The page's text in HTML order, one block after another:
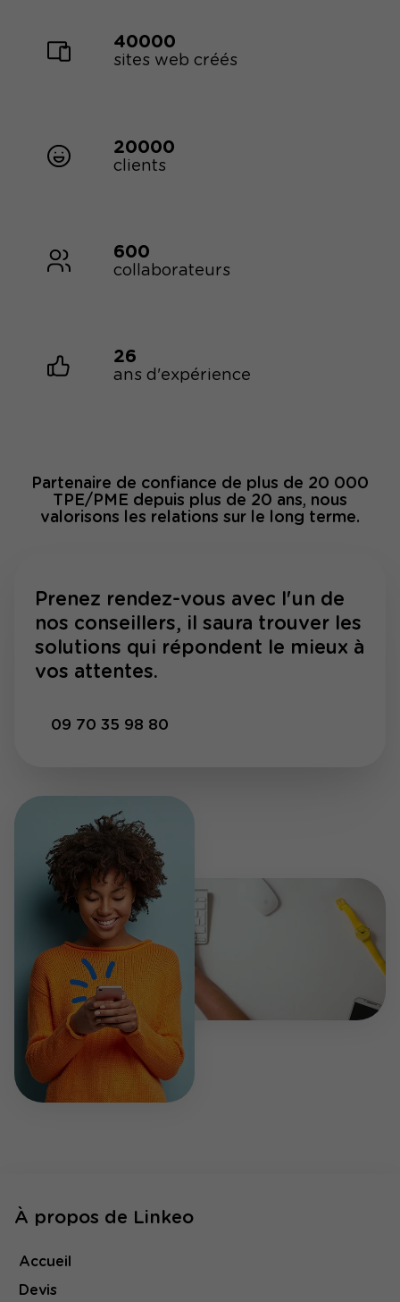
40000
sites web créés
20000
clients
600
collaborateurs
26
ans d'expérience
Partenaire de confiance de plus de 20 000
TPE/PME depuis plus de 20 ans, nous
valorisons les relations sur le long terme.
Prenez rendez-vous avec l'un de
nos conseillers, il saura trouver les
solutions qui répondent le mieux à
vos attentes.
09 70 35 98 80
À propos de Linkeo
Accueil
Devis